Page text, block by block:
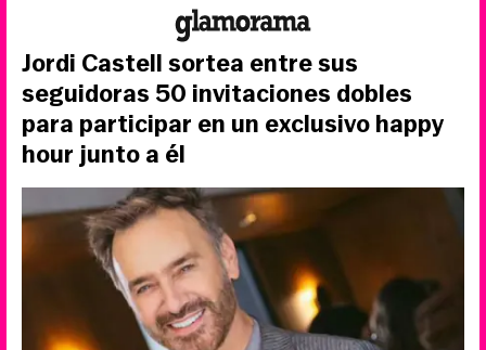
Jordi Castell sortea entre sus
seguidoras 50 invitaciones dobles
para participar en un exclusivo happy
hour junto a él